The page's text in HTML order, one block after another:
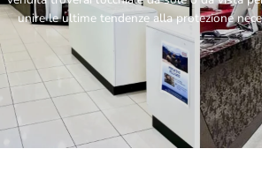
unire le ultime tendenze alla protezione